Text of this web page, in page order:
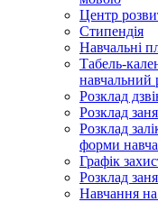
Центр
Стипендія
Навчальні
Табель-
навчальний
Розклад
Розклад
Розклад
форми
Графік
Розклад
Навчання на